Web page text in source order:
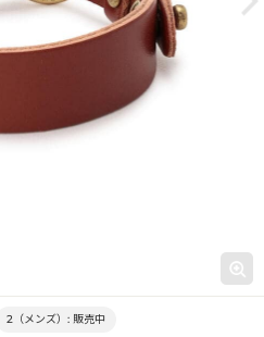
2（メンズ）: 販売中